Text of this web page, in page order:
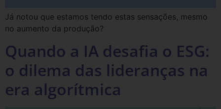
Já notou que estamos tendo estas sensações, mesmo
no aumento da produção?
Quando a IA desafia o ESG:
o dilema das lideranças na
era algorítmica